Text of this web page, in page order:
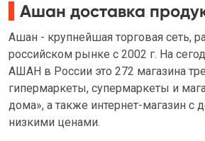
Ашан доставка
Ашан - крупнейшая торговая сеть,
российском рынке с 2002 г. На
АШАН в России это 272 магазина
гипермаркеты, супермаркеты и
дома», а также интернет-магазин с
низкими ценами.